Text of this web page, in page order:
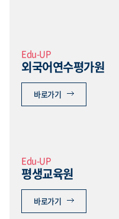
Edu-UP
외국어연수평가원
바로가기
Edu-UP
평생교육원
바로가기